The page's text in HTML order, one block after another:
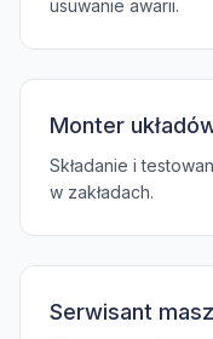
usuwanie awarii.
Monter
Składanie i
w zakładach.
Serwisant